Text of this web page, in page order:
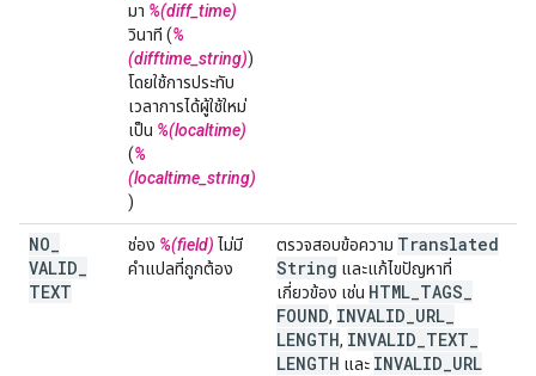
มา %(diff_time)
วินาที (%
(difftime_string))
โดยใช้การประทับ
เวลาการได้ผู้ใช้ใหม่
เป็น %(localtime)
(%
(localtime_string)
)
NO
VALID
TEXT
ช่อง %(field) ไม่มี
คำแปลที่ถูกต้อง
ตรวจสอบข้อความ Translated
String และแก้ไขปัญหาที่
เกี่ยวข้อง เช่น HTML TAGS
FOUND, INVALID URL
LENGTH, INVALID TEXT
LENGTH และ INVALID URL